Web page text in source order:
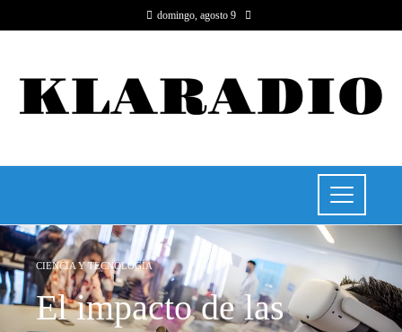
domingo, agosto 9
CIENCIA Y TECNOLOGÍA
El impacto de las